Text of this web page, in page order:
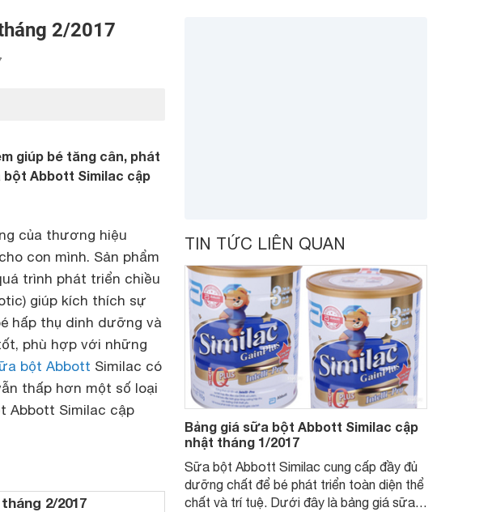
2/2017
giúp bé tăng cân, phát
Abbott Similac cập
của thương hiệu
con mình. Sản phẩm
trình phát triển chiều
giúp kích thích sự
hấp thụ dinh dưỡng và
phù hợp với những
bột Abbott Similac có
thấp hơn một số loại
Abbott Similac cập
2/2017
TIN TỨC LIÊN QUAN
Bảng giá sữa bột Abbott Similac cập
nhật tháng 1/2017
Sữa bột Abbott Similac cung cấp đầy đủ
dưỡng chất để bé phát triển toàn diện thể
chất và trí tuệ. Dưới đây là bảng giá sữa